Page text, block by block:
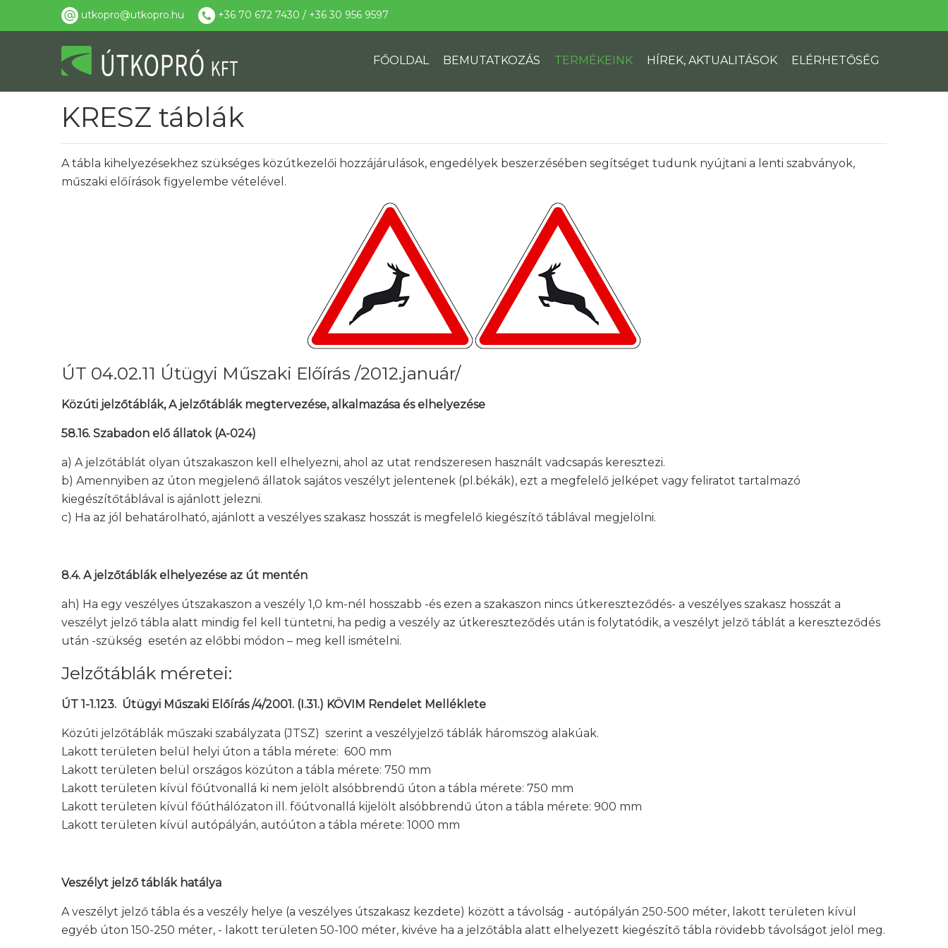
utkopro@utkopro.hu +36 70 672 7430 / +36 30 956 9597
FŐOLDAL BEMUTATKOZÁS TERMÉKEINK HÍREK, AKTUALITÁSOK ELÉRHETŐSÉG
KRESZ táblák
A tábla kihelyezésekhez szükséges közútkezelői hozzájárulások, engedélyek beszerzésében segítséget tudunk nyújtani a lenti szabványok,
műszaki előírások figyelembe vételével.
ÚT 04.02.11 Útügyi Műszaki Előírás /2012.január/
Közúti jelzőtáblák, A jelzőtáblák megtervezése, alkalmazása és elhelyezése
58.16. Szabadon elő állatok (A-024)
a) A jelzőtáblát olyan útszakaszon kell elhelyezni, ahol az utat rendszeresen használt vadcsapás keresztezi.
b) Amennyiben az úton megjelenő állatok sajátos veszélyt jelentenek (pl.békák), ezt a megfelelő jelképet vagy feliratot tartalmazó
kiegészítőtáblával is ajánlott jelezni.
c) Ha az jól behatárolható, ajánlott a veszélyes szakasz hosszát is megfelelő kiegészítő táblával megjelölni.
8.4. A jelzőtáblák elhelyezése az út mentén
ah) Ha egy veszélyes útszakaszon a veszély 1,0 km-nél hosszabb -és ezen a szakaszon nincs útkereszteződés- a veszélyes szakasz hosszát a
veszélyt jelző tábla alatt mindig fel kell tüntetni, ha pedig a veszély az útkereszteződés után is folytatódik, a veszélyt jelző táblát a kereszteződés
után -szükség esetén az előbbi módon – meg kell ismételni.
Jelzőtáblák méretei:
ÚT 1-1.123. Útügyi Műszaki Előírás /4/2001. (I.31.) KÖVIM Rendelet Melléklete
Közúti jelzőtáblák műszaki szabályzata (JTSZ) szerint a veszélyjelző táblák háromszög alakúak.
Lakott területen belül helyi úton a tábla mérete: 600 mm
Lakott területen belül országos közúton a tábla mérete: 750 mm
Lakott területen kívül főútvonallá ki nem jelölt alsóbbrendű úton a tábla mérete: 750 mm
Lakott területen kívül főúthálózaton ill. főútvonallá kijelölt alsóbbrendű úton a tábla mérete: 900 mm
Lakott területen kívül autópályán, autóúton a tábla mérete: 1000 mm
Veszélyt jelző táblák hatálya
A veszélyt jelző tábla és a veszély helye (a veszélyes útszakasz kezdete) között a távolság - autópályán 250-500 méter, lakott területen kívül
egyéb úton 150-250 méter, - lakott területen 50-100 méter, kivéve ha a jelzőtábla alatt elhelyezett kiegészítő tábla rövidebb távolságot jelöl meg.